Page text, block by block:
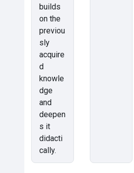
builds
on the
previou
sly
acquire
d
knowle
dge
and
deepen
s it
didacti
cally.